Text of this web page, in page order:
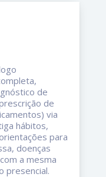
de
de
via
hábitos,
para
doenças
a mesma
presencial.